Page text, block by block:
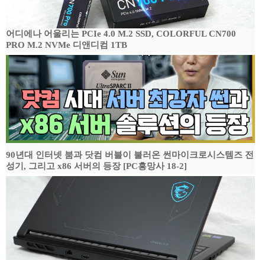
어디에나 어울리는 PCIe 4.0 M.2 SSD, COLORFUL CN700
PRO M.2 NVMe 디앤디컴 1TB
90년대 인터넷 붐과 닷컴 버블이 불러온 썬마이크로시스템즈 전
성기, 그리고 x86 서버의 등장 [PC흥망사 18-2]